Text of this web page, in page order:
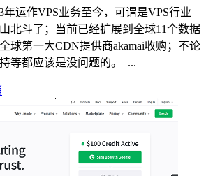
年运作VPS业务至今，可谓是VPS行业
北斗了；当前已经扩展到全球11个数据
球第一大CDN提供商akamai收购；不论
等都应该是没问题的。 ...